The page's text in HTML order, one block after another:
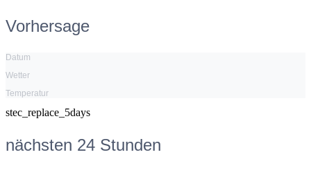
Vorhersage
Datum
Wetter
Temperatur
stec_replace_5days
nächsten 24 Stunden